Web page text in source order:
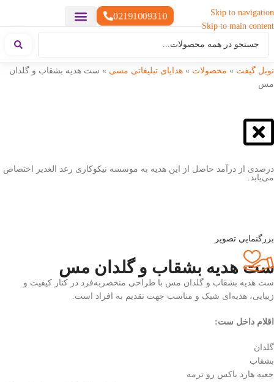
Skip to navigation
Skip to main content
02191009310
نوبل گیفت » محصولات » هدایای تبلیغاتی مسی » ست هدیه بشقاب و گلدان
مس
درصدی از درآمد حاصل از این هدیه به موسسه نیکوکاری رعد الغدیر اختصاص
می‌یابد.
بزرگنمایی تصویر
ست هدیه بشقاب و گلدان مس
ست هدیه بشقاب و گلدان مس با طراحی منحصربه‌فرد در کنار کیفیت و
زیبایی، هدیه‌ای شیک و مناسب جهت تقدیم به افراد است.
اقلام داخل ست:
گلدان
بشقاب
جعبه هارد باکس رو ترمه